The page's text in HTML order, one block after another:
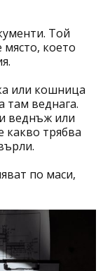
Той
място, което
или кошница
там веднага.
веднъж или
какво трябва
по маси,